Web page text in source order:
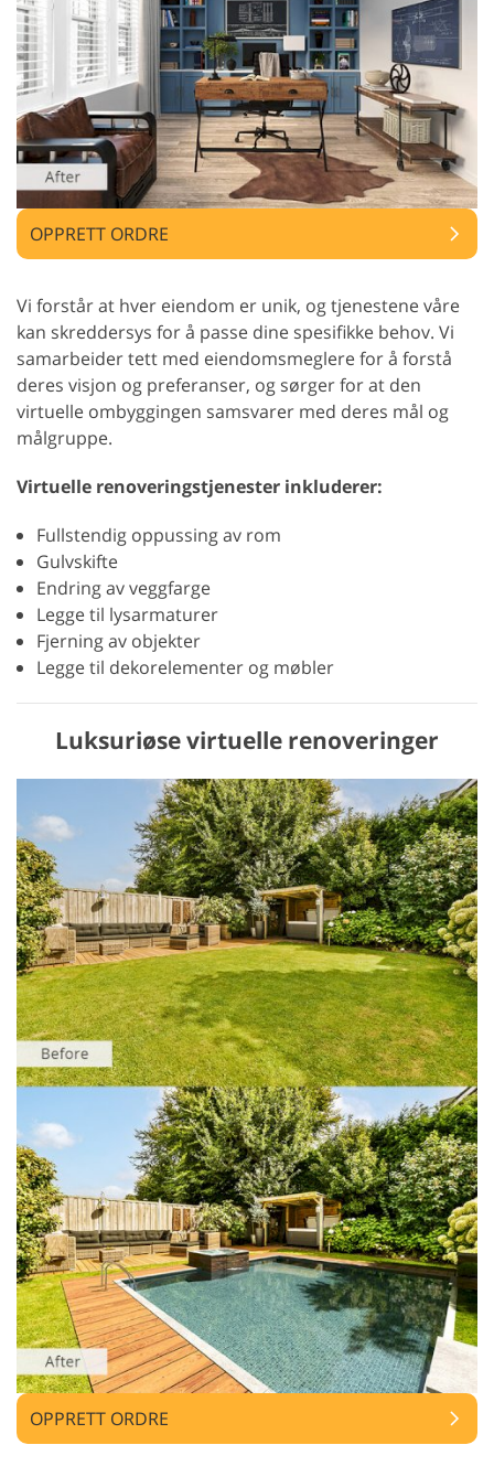
OPPRETT ORDRE
Vi forstår at hver eiendom er unik, og tjenestene våre
kan skreddersys for å passe dine spesifikke behov. Vi
samarbeider tett med eiendomsmeglere for å forstå
deres visjon og preferanser, og sørger for at den
virtuelle ombyggingen samsvarer med deres mål og
målgruppe.
Virtuelle renoveringstjenester inkluderer:
Fullstendig oppussing av rom
Gulvskifte
Endring av veggfarge
Legge til lysarmaturer
Fjerning av objekter
Legge til dekorelementer og møbler
Luksuriøse virtuelle renoveringer
OPPRETT ORDRE